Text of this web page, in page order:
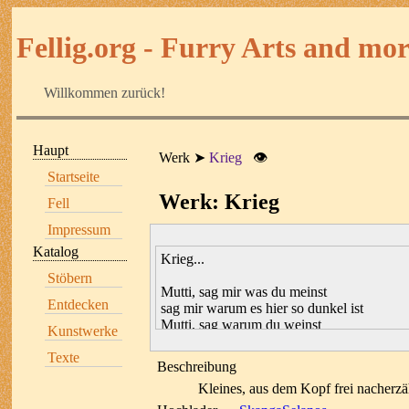
Fellig.org - Furry Arts and
Willkommen zurück!
Haupt
Startseite
Fell
Impressum
Katalog
Stöbern
Entdecken
Kunstwerke
Texte
Werk Krieg 👁
Werk: Krieg
Krieg...
Mutti, sag mir was du meinst
sag mir warum es hier so dunkel ist
Mutti, sag warum du weinst
Sind das Sternschnuppen da oben
was ist dort vorbei geflogen
Beschreibung
Kleines, aus dem Kopf frei